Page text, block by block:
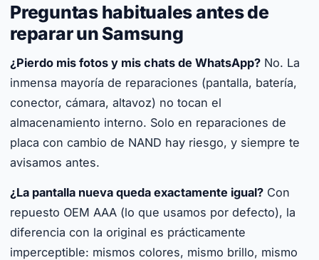
Preguntas habituales antes de
reparar un Samsung
¿Pierdo mis fotos y mis chats de WhatsApp? No. La
inmensa mayoría de reparaciones (pantalla, batería,
conector, cámara, altavoz) no tocan el
almacenamiento interno. Solo en reparaciones de
placa con cambio de NAND hay riesgo, y siempre te
avisamos antes.
¿La pantalla nueva queda exactamente igual? Con
repuesto OEM AAA (lo que usamos por defecto), la
diferencia con la original es prácticamente
imperceptible: mismos colores, mismo brillo, mismo